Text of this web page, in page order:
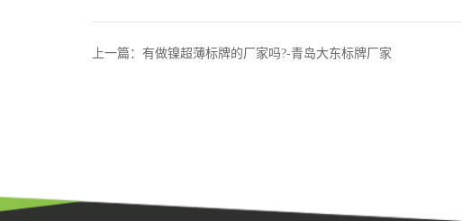
上一篇：有做镍超薄标牌的厂家吗?-青岛大东标牌厂家